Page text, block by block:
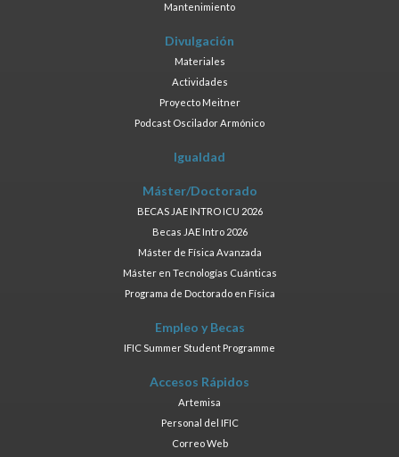
Mantenimiento
Divulgación
Materiales
Actividades
Proyecto Meitner
Podcast Oscilador Armónico
Igualdad
Máster/Doctorado
BECAS JAE INTRO ICU 2026
Becas JAE Intro 2026
Máster de Física Avanzada
Máster en Tecnologías Cuánticas
Programa de Doctorado en Física
Empleo y Becas
IFIC Summer Student Programme
Accesos Rápidos
Artemisa
Personal del IFIC
Correo Web